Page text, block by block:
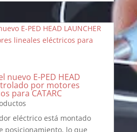
nuevo E-PED HEAD
por motores
para CATARC
eléctrico está montado
posicionamiento, lo que